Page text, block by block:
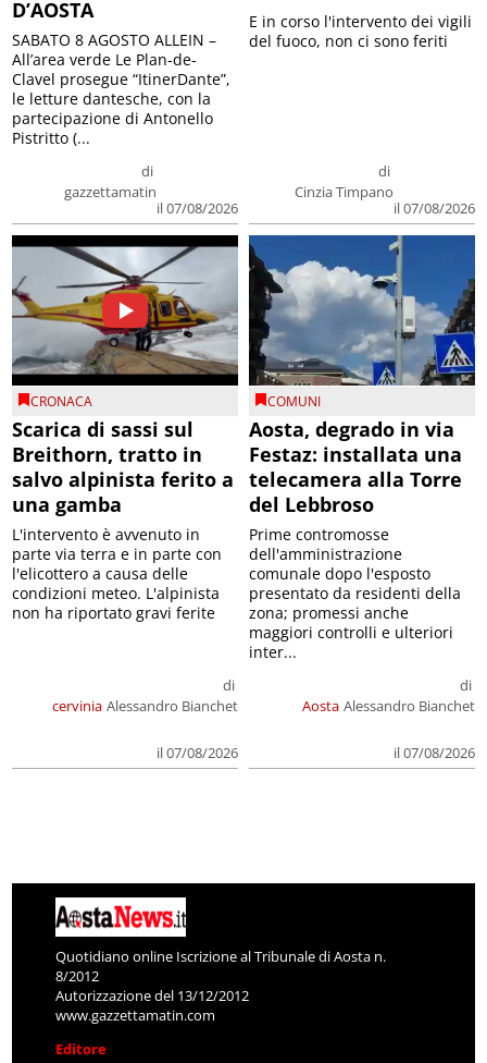
D’AOSTA
di
gazzettamatin
il 07/08/2026
SABATO 8 AGOSTO ALLEIN –
All’area verde Le Plan-de-
Clavel prosegue “ItinerDante”,
le letture dantesche, con la
partecipazione di Antonello
Pistritto (...
di
Cinzia Timpano
il 07/08/2026
E in corso l'intervento dei vigili
del fuoco, non ci sono feriti
CRONACA
Scarica di sassi sul
Breithorn, tratto in
salvo alpinista ferito a
una gamba
cervinia
di
Alessandro Bianchet
il 07/08/2026
L'intervento è avvenuto in
parte via terra e in parte con
l'elicottero a causa delle
condizioni meteo. L'alpinista
non ha riportato gravi ferite
COMUNI
Aosta, degrado in via
Festaz: installata una
telecamera alla Torre
del Lebbroso
Aosta
di
Alessandro Bianchet
il 07/08/2026
Prime contromosse
dell'amministrazione
comunale dopo l'esposto
presentato da residenti della
zona; promessi anche
maggiori controlli e ulteriori
inter...
Quotidiano online Iscrizione al Tribunale di Aosta n.
8/2012
Autorizzazione del 13/12/2012
www.gazzettamatin.com
Editore